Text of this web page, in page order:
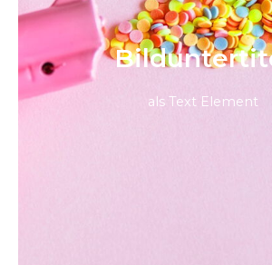
als Text Element